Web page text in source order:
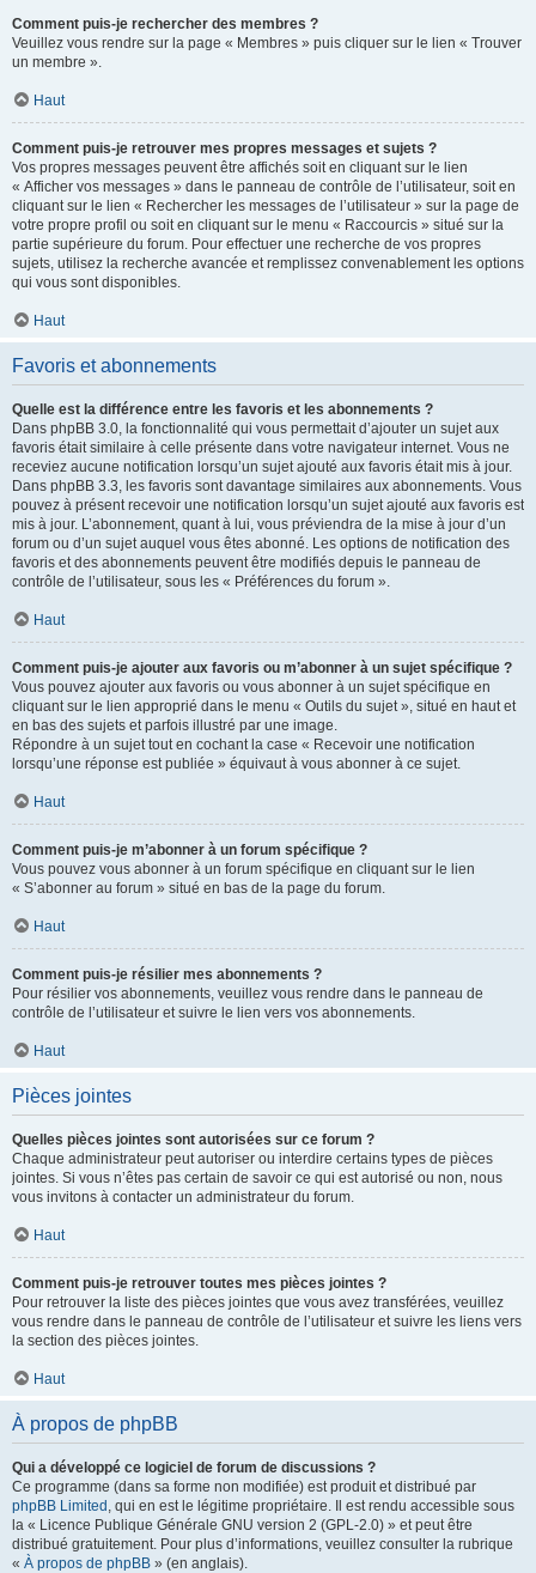
Comment puis-je rechercher des membres ?
Veuillez vous rendre sur la page « Membres » puis cliquer sur le lien « Trouver
un membre ».
Haut
Comment puis-je retrouver mes propres messages et sujets ?
Vos propres messages peuvent être affichés soit en cliquant sur le lien
« Afficher vos messages » dans le panneau de contrôle de l’utilisateur, soit en
cliquant sur le lien « Rechercher les messages de l’utilisateur » sur la page de
votre propre profil ou soit en cliquant sur le menu « Raccourcis » situé sur la
partie supérieure du forum. Pour effectuer une recherche de vos propres
sujets, utilisez la recherche avancée et remplissez convenablement les options
qui vous sont disponibles.
Haut
Favoris et abonnements
Quelle est la différence entre les favoris et les abonnements ?
Dans phpBB 3.0, la fonctionnalité qui vous permettait d’ajouter un sujet aux
favoris était similaire à celle présente dans votre navigateur internet. Vous ne
receviez aucune notification lorsqu’un sujet ajouté aux favoris était mis à jour.
Dans phpBB 3.3, les favoris sont davantage similaires aux abonnements. Vous
pouvez à présent recevoir une notification lorsqu’un sujet ajouté aux favoris est
mis à jour. L’abonnement, quant à lui, vous préviendra de la mise à jour d’un
forum ou d’un sujet auquel vous êtes abonné. Les options de notification des
favoris et des abonnements peuvent être modifiés depuis le panneau de
contrôle de l’utilisateur, sous les « Préférences du forum ».
Haut
Comment puis-je ajouter aux favoris ou m’abonner à un sujet spécifique ?
Vous pouvez ajouter aux favoris ou vous abonner à un sujet spécifique en
cliquant sur le lien approprié dans le menu « Outils du sujet », situé en haut et
en bas des sujets et parfois illustré par une image.
Répondre à un sujet tout en cochant la case « Recevoir une notification
lorsqu’une réponse est publiée » équivaut à vous abonner à ce sujet.
Haut
Comment puis-je m’abonner à un forum spécifique ?
Vous pouvez vous abonner à un forum spécifique en cliquant sur le lien
« S’abonner au forum » situé en bas de la page du forum.
Haut
Comment puis-je résilier mes abonnements ?
Pour résilier vos abonnements, veuillez vous rendre dans le panneau de
contrôle de l’utilisateur et suivre le lien vers vos abonnements.
Haut
Pièces jointes
Quelles pièces jointes sont autorisées sur ce forum ?
Chaque administrateur peut autoriser ou interdire certains types de pièces
jointes. Si vous n’êtes pas certain de savoir ce qui est autorisé ou non, nous
vous invitons à contacter un administrateur du forum.
Haut
Comment puis-je retrouver toutes mes pièces jointes ?
Pour retrouver la liste des pièces jointes que vous avez transférées, veuillez
vous rendre dans le panneau de contrôle de l’utilisateur et suivre les liens vers
la section des pièces jointes.
Haut
À propos de phpBB
Qui a développé ce logiciel de forum de discussions ?
Ce programme (dans sa forme non modifiée) est produit et distribué par
phpBB Limited , qui en est le légitime propriétaire. Il est rendu accessible sous
la « Licence Publique Générale GNU version 2 (GPL-2.0) » et peut être
distribué gratuitement. Pour plus d’informations, veuillez consulter la rubrique
« À propos de phpBB » (en anglais).